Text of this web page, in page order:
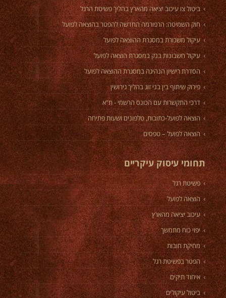
ביטול צו עיכוב יציאה מהארץ בהליך פשיטת הרגל
חוק השמיטה: הרפורמה החדשה להפטר בהוצאה לפועל
עיקול משכורת במסגרת ההוצאה לפועל
עיקול חשבונות בנק במסגרת הוצאה לפועל
הסדרת רישיון הנהיגה במסגרת ההוצאה לפועל
פירוק שיתוף בין בני זוג בהליך גירושין
דרכי התקשרות עם הכונס הרשמי - ת"א
הוצאה לפועל-כתובות, טלפונים ושעות פתיחה
הוצאה לפועל – טפסים
תחומי עיסוק עיקריים
פשיטת רגל
הוצאה לפועל
עיכוב יציאה מהארץ
יפוי כוח מתמשך
מחיקת חובות
הפטר בפשיטת רגל
איחוד תיקים
ביטול עיקולים